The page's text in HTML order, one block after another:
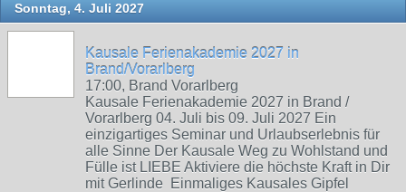
Sonntag, 4. Juli 2027
Kausale Ferienakademie 2027 in
Brand/Vorarlberg
17:00, Brand Vorarlberg
Kausale Ferienakademie 2027 in Brand /
Vorarlberg 04. Juli bis 09. Juli 2027 Ein
einzigartiges Seminar und Urlaubserlebnis für
alle Sinne Der Kausale Weg zu Wohlstand und
Fülle ist LIEBE Aktiviere die höchste Kraft in Dir
mit Gerlinde Einmaliges Kausales Gipfel